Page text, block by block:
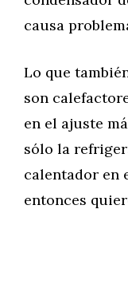
causa
Lo que
son
en el ajuste
sólo la
calentador en
entonces